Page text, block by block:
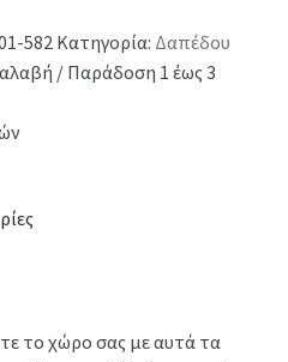
582 Κατηγορία: Δαπέδου
/ Παράδοση 1 έως 3
το χώρο σας με αυτά τα